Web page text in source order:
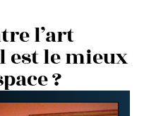
l’art
est le mieux
?